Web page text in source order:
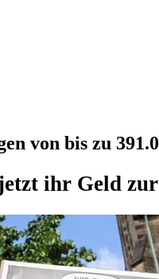
von bis zu
ihr Geld